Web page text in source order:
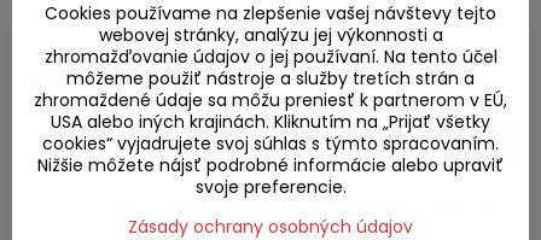
Polievka MAMA ryžové rezance krémová
TOM YUM príchuť 55g
Skladom
0,84 € Do košíka
Rezance ostré Chachajang PakuPaku 140g
Cookies používame na zlepšenie vašej návštevy tejto
webovej stránky, analýzu jej výkonnosti a
zhromažďovanie údajov o jej používaní. Na tento účel
môžeme použiť nástroje a služby tretích strán a
zhromaždené údaje sa môžu preniesť k partnerom v EÚ,
USA alebo iných krajinách. Kliknutím na „Prijať všetky
cookies“ vyjadrujete svoj súhlas s týmto spracovaním.
Nižšie môžete nájsť podrobné informácie alebo upraviť
svoje preferencie.
Zásady ochrany osobných údajov